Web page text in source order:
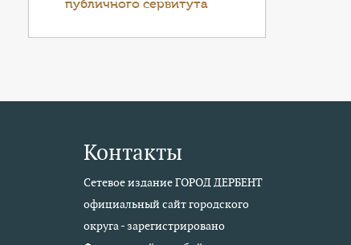
публичного сервитута
Контакты
Сетевое издание ГОРОД ДЕРБЕНТ
официальный сайт городского
округа - зарегистрировано